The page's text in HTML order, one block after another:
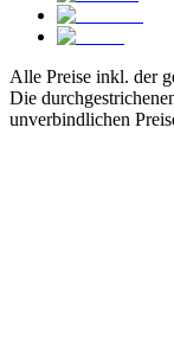
Alle Preise inkl. der
Die
unverbindlichen